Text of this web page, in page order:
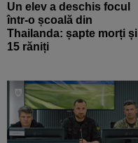
Un elev a deschis focul
într-o școală din
Thailanda: șapte morți și
15 răniți